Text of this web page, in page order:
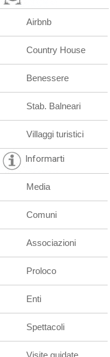
Airbnb
Country House
Benessere
Stab. Balneari
Villaggi turistici
Informarti
Media
Comuni
Associazioni
Proloco
Enti
Spettacoli
Visite guidate